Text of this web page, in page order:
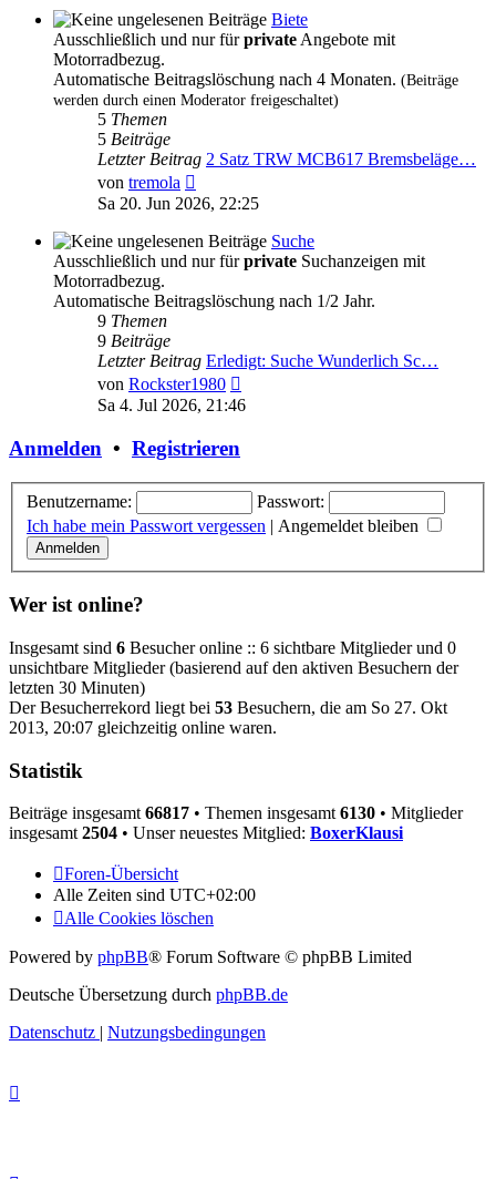
Biete
Ausschließlich und nur fürprivateAngebote mit
Motorradbezug.
Automatische Beitragslöschung nach 4 Monaten. (Beiträge
werden durch einen Moderator freigeschaltet)
5 Themen
5 Beiträge
Letzter Beitrag 2 Satz TRW MCB617 Bremsbeläge…
von tremola
Beitrag
Sa 20. Jun 2026, 22:25
Suche
Ausschließlich und nur fürprivate Suchanzeigen mit
Motorradbezug.
Automatische Beitragslöschung nach 1/2 Jahr.
9 Themen
9 Beiträge
Letzter Beitrag Erledigt: Suche Wunderlich Sc…
von Rockster1980
Beitrag
Sa 4. Jul 2026, 21:46
Anmelden • Registrieren
Benutzername:
Passwort:
Ich habe mein Passwort vergessen | Angemeldet bleiben
Wer ist online?
Insgesamt sind 6 Besucher online :: 6 sichtbare Mitglieder und 0
unsichtbare Mitglieder (basierend auf den aktiven Besuchern der
letzten 30 Minuten)
Der Besucherrekord liegt bei 53 Besuchern, die am So 27. Okt
2013, 20:07 gleichzeitig online waren.
Statistik
Beiträge insgesamt 66817 • Themen insgesamt 6130 • Mitglieder
insgesamt 2504 • Unser neuestes Mitglied: BoxerKlausi
Foren-Übersicht
Alle Zeiten sind UTC+02:00
Alle Cookies löschen
Powered by phpBB® Forum Software © phpBB Limited
Deutsche Übersetzung durch phpBB.de
Datenschutz | Nutzungsbedingungen